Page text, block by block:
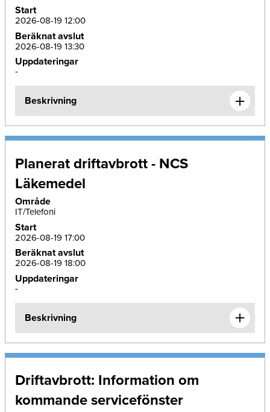
Start
2026-08-19 12:00
Beräknat avslut
2026-08-19 13:30
Uppdateringar
-
Beskrivning
Planerat driftavbrott - NCS
Läkemedel
Område
IT/Telefoni
Start
2026-08-19 17:00
Beräknat avslut
2026-08-19 18:00
Uppdateringar
-
Beskrivning
Driftavbrott: Information om
kommande servicefönster